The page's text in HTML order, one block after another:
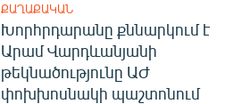
ՔԱՂԱՔԱԿԱՆ
Խորհրդարանը քննարկում է
Արամ Վարդևանյանի
թեկնածությունը ԱԺ
փոխխոսնակի պաշտոնում